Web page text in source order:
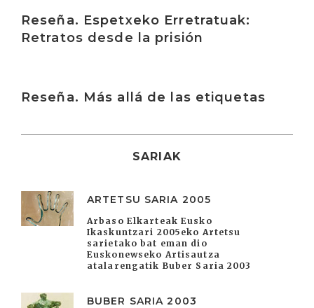
Reseña. Espetxeko Erretratuak:
Retratos desde la prisión
Reseña. Más allá de las etiquetas
SARIAK
ARTETSU SARIA 2005
Arbaso Elkarteak Eusko
Ikaskuntzari 2005eko Artetsu
sarietako bat eman dio
Euskonewseko Artisautza
atalarengatik Buber Saria 2003
BUBER SARIA 2003